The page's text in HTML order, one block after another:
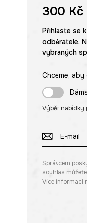
Látková
Abstraktní
300 Kč
Přihlaste se
odběratele.
vybraných
Chceme,
Výběr nabídky
Správcem
souhlas
Více informací